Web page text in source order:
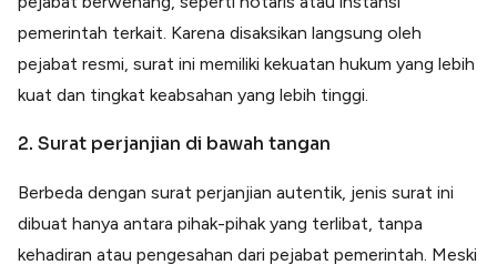
pemerintah terkait. Karena disaksikan langsung oleh
pejabat resmi, surat ini memiliki kekuatan hukum yang lebih
kuat dan tingkat keabsahan yang lebih tinggi.
2. Surat perjanjian di bawah tangan
Berbeda dengan surat perjanjian autentik, jenis surat ini
dibuat hanya antara pihak-pihak yang terlibat, tanpa
kehadiran atau pengesahan dari pejabat pemerintah. Meski